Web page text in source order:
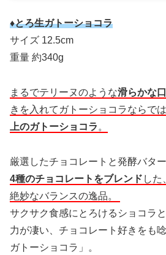
♦とろ生ガトーショコラ
サイズ 12.5cm
重量 約340g
まるでテリーヌのような滑らかな
きを入れてガトーショコラならで
上のガトーショコラ 。
厳選したチョコレートと発酵バタ
4種のチョコレートをブレンド した
絶妙なバランスの逸品。
サクサク食感にとろけるショコラ
力が凄い、チョコレート好きをも
ガトーショコラ」。